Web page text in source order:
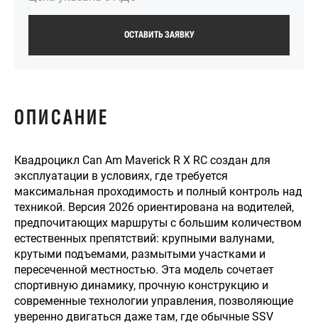
ОСТАВИТЬ ЗАЯВКУ
ОПИСАНИЕ
Квадроцикл Can Am Maverick R X RC создан для
эксплуатации в условиях, где требуется
максимальная проходимость и полный контроль над
техникой. Версия 2026 ориентирована на водителей,
предпочитающих маршруты с большим количеством
естественных препятствий: крупными валунами,
крутыми подъемами, размытыми участками и
пересеченной местностью. Эта модель сочетает
спортивную динамику, прочную конструкцию и
современные технологии управления, позволяющие
уверенно двигаться даже там, где обычные SSV